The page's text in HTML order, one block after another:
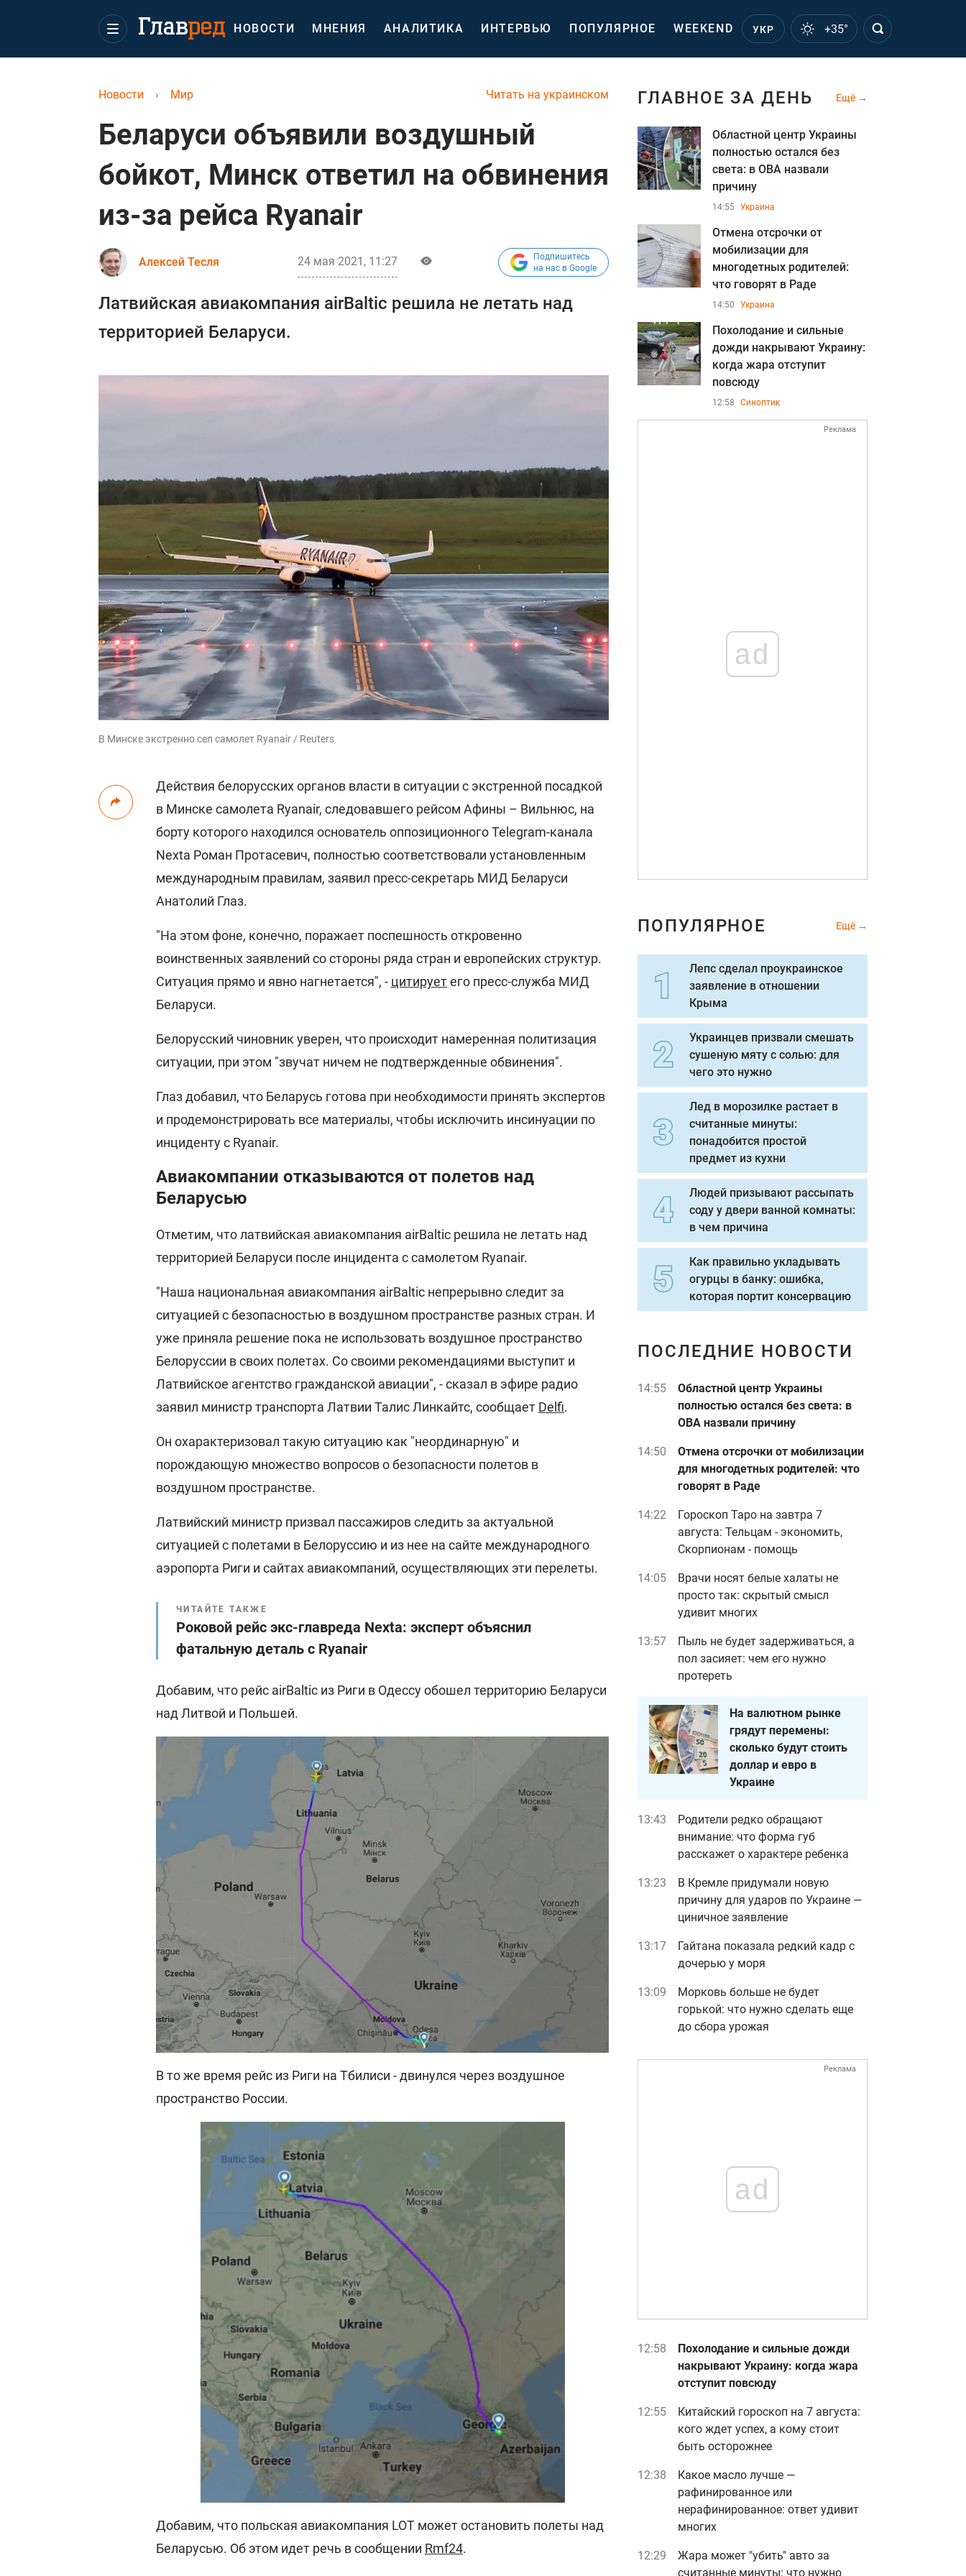
НОВОСТИ МНЕНИЯ АНАЛИТИКА ИНТЕРВЬЮ ПОПУЛЯРНОЕ WEEKEND УКР +35°
Читать на украинском
Новости › Мир
Беларуси объявили воздушный
бойкот, Минск ответил на обвинения
из-за рейса Ryanair
Алексей Тесля 24 мая 2021, 11:27
Подпишитесь
на нас в Google
Латвийская авиакомпания airBaltic решила не летать над
территорией Беларуси.
В Минске экстренно сел самолет Ryanair / Reuters
Действия белорусских органов власти в ситуации с экстренной посадкой
в Минске самолета Ryanair, следовавшего рейсом Афины – Вильнюс, на
борту которого находился основатель оппозиционного Telegram-канала
Nexta Роман Протасевич, полностью соответствовали установленным
международным правилам, заявил пресс-секретарь МИД Беларуси
Анатолий Глаз.
"На этом фоне, конечно, поражает поспешность откровенно
воинственных заявлений со стороны ряда стран и европейских структур.
Ситуация прямо и явно нагнетается", - цитируетего пресс-служба МИД
Беларуси.
Белорусский чиновник уверен, что происходит намеренная политизация
ситуации, при этом "звучат ничем не подтвержденные обвинения".
Глаз добавил, что Беларусь готова при необходимости принять экспертов
и продемонстрировать все материалы, чтобы исключить инсинуации по
инциденту с Ryanair.
Авиакомпании отказываются от полетов над
Беларусью
Отметим, что латвийская авиакомпания airBaltic решила не летать над
территорией Беларуси после инцидента с самолетом Ryanair.
"Наша национальная авиакомпания airBaltic непрерывно следит за
ситуацией с безопасностью в воздушном пространстве разных стран. И
уже приняла решение пока не использовать воздушное пространство
Белоруссии в своих полетах. Со своими рекомендациями выступит и
Латвийское агентство гражданской авиации", - сказал в эфире радио
заявил министр транспорта Латвии Талис Линкайтс, сообщает Delfi.
Он охарактеризовал такую ситуацию как "неординарную" и
порождающую множество вопросов о безопасности полетов в
воздушном пространстве.
Латвийский министр призвал пассажиров следить за актуальной
ситуацией с полетами в Белоруссию и из нее на сайте международного
аэропорта Риги и сайтах авиакомпаний, осуществляющих эти перелеты.
ЧИТАЙТЕ ТАКЖЕ
Роковой рейс экс-главреда Nexta: эксперт объяснил
фатальную деталь с Ryanair
Добавим, что рейс airBaltic из Риги в Одессу обошел территорию Беларуси
над Литвой и Польшей.
В то же время рейс из Риги на Тбилиси - двинулся через воздушное
пространство России.
Добавим, что польская авиакомпания LOT может остановить полеты над
Беларусью. Об этом идет речь в сообщении Rmf24.
ГЛАВНОЕ ЗА ДЕНЬ Ещё
Областной центр Украины
полностью остался без
света: в ОВА назвали
причину
14:55 Украина
Отмена отсрочки от
мобилизации для
многодетных родителей:
что говорят в Раде
14:50 Украина
Похолодание и сильные
дожди накрывают Украину:
когда жара отступит
повсюду
12:58 Синоптик
Реклама
ad
ПОПУЛЯРНОЕ Ещё
Лепс сделал проукраинское
заявление в отношении
Крыма
Украинцев призвали смешать
сушеную мяту с солью: для
чего это нужно
Лед в морозилке растает в
считанные минуты:
понадобится простой
предмет из кухни
Людей призывают рассыпать
соду у двери ванной комнаты:
в чем причина
Как правильно укладывать
огурцы в банку: ошибка,
которая портит консервацию
ПОСЛЕДНИЕ НОВОСТИ
14:55
Областной центр Украины
полностью остался без света: в
ОВА назвали причину
14:50
Отмена отсрочки от мобилизации
для многодетных родителей: что
говорят в Раде
14:22
Гороскоп Таро на завтра 7
августа: Тельцам - экономить,
Скорпионам - помощь
14:05
Врачи носят белые халаты не
просто так: скрытый смысл
удивит многих
13:57
Пыль не будет задерживаться, а
пол засияет: чем его нужно
протереть
На валютном рынке
грядут перемены:
сколько будут стоить
доллар и евро в
Украине
13:43
Родители редко обращают
внимание: что форма губ
расскажет о характере ребенка
13:23
В Кремле придумали новую
причину для ударов по Украине —
циничное заявление
13:17
Гайтана показала редкий кадр с
дочерью у моря
13:09
Морковь больше не будет
горькой: что нужно сделать еще
до сбора урожая
Реклама
ad
12:58
Похолодание и сильные дожди
накрывают Украину: когда жара
отступит повсюду
12:55
Китайский гороскоп на 7 августа:
кого ждет успех, а кому стоит
быть осторожнее
12:38
Какое масло лучше —
рафинированное или
нерафинированное: ответ удивит
многих
12:29
Жара может "убить" авто за
считанные минуты: что нужно